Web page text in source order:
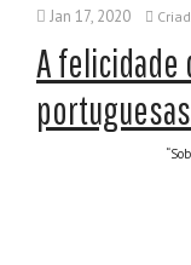
Jan 17, 2020
A felicidade